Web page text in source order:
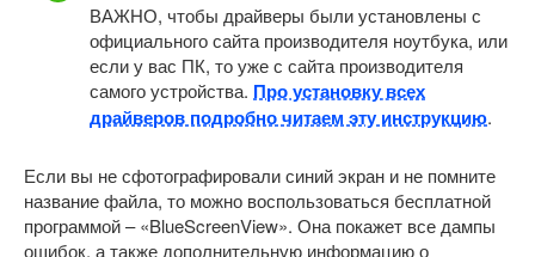
ВАЖНО, чтобы драйверы были установлены с
официального сайта производителя ноутбука, или
если у вас ПК, то уже с сайта производителя
самого устройства. Про установку всех
драйверов подробно читаем эту инструкцию.
Если вы не сфотографировали синий экран и не помните
название файла, то можно воспользоваться бесплатной
программой – «BlueScreenView». Она покажет все дампы
ошибок, а также дополнительную информацию о